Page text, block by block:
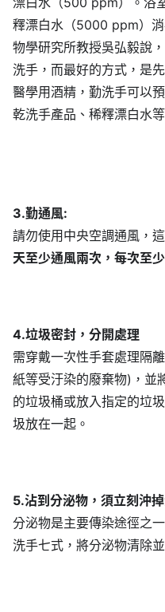
釋漂白水（5000 ppm）
物學研究所教授吳弘毅說
洗手，而最好的方式，是
醫學用酒精，勤洗手可以
乾洗手產品、稀釋漂白水
3.勤通風:
請勿使用中央空調通風，
天至少通風兩次，每次至
4.垃圾密封，分開處理
需穿戴一次性手套處理隔
紙等受汙染的廢棄物)，並
的垃圾桶或放入指定的垃
圾放在一起。
5.沾到分泌物，須立刻沖
分泌物是主要傳染途徑之
洗手七式，將分泌物清除